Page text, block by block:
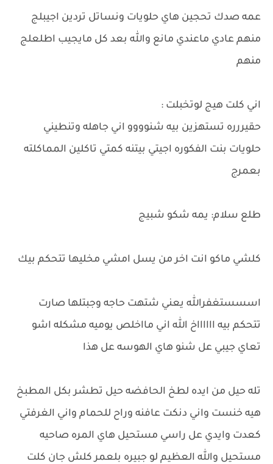
عمه صدك تحجين هاي حلويات ونساتل تردين اجيبلج
منهم عادي ماعندي مانع والله بعد كل مايجيب اطلعلج
منهم
اني كلت هيج لوتخبلت :
حقيررره تستهزين بيه شنوووو اني جاهله وتنطيني
حلويات بنت الفكوره اجيتي بيتنه كمتي تاكلين المماكلته
بعمرج
طلع سلام: يمه شكو شبيج
كلشي ماكو انت اخر من يسل امشي مخليها تتحكم بيك
اسسستغفرالله يعني شتهت حاجه وجبتلها صارت
تتحكم بيه ااااااخ الله اني مااخلص يوميه مشكله اشو
تعاي جيبي عل شنو هاي الهوسه عل هذا
تله حيل من ايده لطخ الحافضه حيل تطشر بكل المطبخ
هيه خنست واني دنكت عافنه وراح للحمام واني الغرفتي
كعدت وايدي عل راسي مستحيل هاي المره صاحيه
مستحيل والله العظيم لو جبيره بلعمر كلش جان كلت